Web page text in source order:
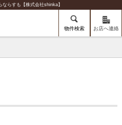
らすも【株式会社shinka】
物件検索 お店へ連絡